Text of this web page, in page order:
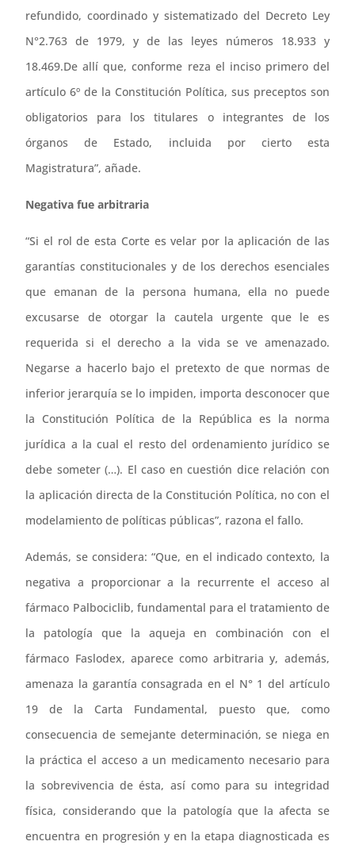
refundido, coordinado y sistematizado del Decreto Ley
N°2.763 de 1979, y de las leyes números 18.933 y
18.469.De allí que, conforme reza el inciso primero del
artículo 6º de la Constitución Política, sus preceptos son
obligatorios para los titulares o integrantes de los
órganos de Estado, incluida por cierto esta
Magistratura”, añade.
Negativa fue arbitraria
“Si el rol de esta Corte es velar por la aplicación de las
garantías constitucionales y de los derechos esenciales
que emanan de la persona humana, ella no puede
excusarse de otorgar la cautela urgente que le es
requerida si el derecho a la vida se ve amenazado.
Negarse a hacerlo bajo el pretexto de que normas de
inferior jerarquía se lo impiden, importa desconocer que
la Constitución Política de la República es la norma
jurídica a la cual el resto del ordenamiento jurídico se
debe someter (…). El caso en cuestión dice relación con
la aplicación directa de la Constitución Política, no con el
modelamiento de políticas públicas”, razona el fallo.
Además, se considera: “Que, en el indicado contexto, la
negativa a proporcionar a la recurrente el acceso al
fármaco Palbociclib, fundamental para el tratamiento de
la patología que la aqueja en combinación con el
fármaco Faslodex, aparece como arbitraria y, además,
amenaza la garantía consagrada en el N° 1 del artículo
19 de la Carta Fundamental, puesto que, como
consecuencia de semejante determinación, se niega en
la práctica el acceso a un medicamento necesario para
la sobrevivencia de ésta, así como para su integridad
física, considerando que la patología que la afecta se
encuentra en progresión y en la etapa diagnosticada es